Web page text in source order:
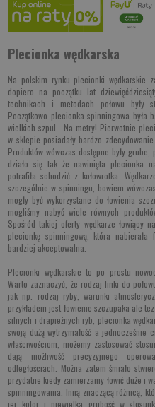
Plecionka wędkarska
Na polskim rynku plecionki wędkarskie
dopiero na początku lat
technikach i metodach połowu były
Początkowo plecionka spinningowa
wielkich szpul… Na metry! Pierwotnie
w sklepie posiadały bardzo
Produktów wówczas dostępne były
działo się tak że nawinięta plecionka
potrafiła schodzić z kołowrotka.
szczególnie w spinningu, bowiem
mogły być wykorzystane do łowienia
mogliśmy nabyć wiele równych
Spośród takiej oferty wędkarze łowiący
plecionkę spinningową, która
bardziej akceptowalna.
Plecionki wędkarskie to po prostu
Warto zaznaczyć, że rodzaj linki do
jak np. rodzaj ryby, warunki
przykładem jest łowienie szczupaka ale
silnych i drapieżnych ryb, plecionka
swoją dużą wytrzymałość a
właściwościom, możemy zastosować
dają możliwość precyzyjnego
odległościach. Można zatem śmiało
przydatne kiedy zamierzamy łowić duże i
spinningowania. Inną znaczącą różnicą,
jej kolor i niewielka grubość w